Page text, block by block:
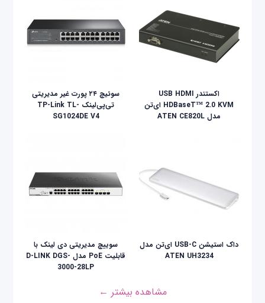
اکستندر USB HDMI
HDBaseT™ 2.0 KVM ای‌تن
مدل ATEN CE820L
سوئیچ ۲۴ پورت غیر مدیریتی
تی‌پی‌لینک TP-Link TL-
SG1024DE V4
داک استیشن USB-C ای‌تن مدل
ATEN UH3234
سوییچ مدیریتی دی لینک با
قابلیت PoE مدل D-LINK DGS-
3000-28LP
مشاهده بیشتر ←